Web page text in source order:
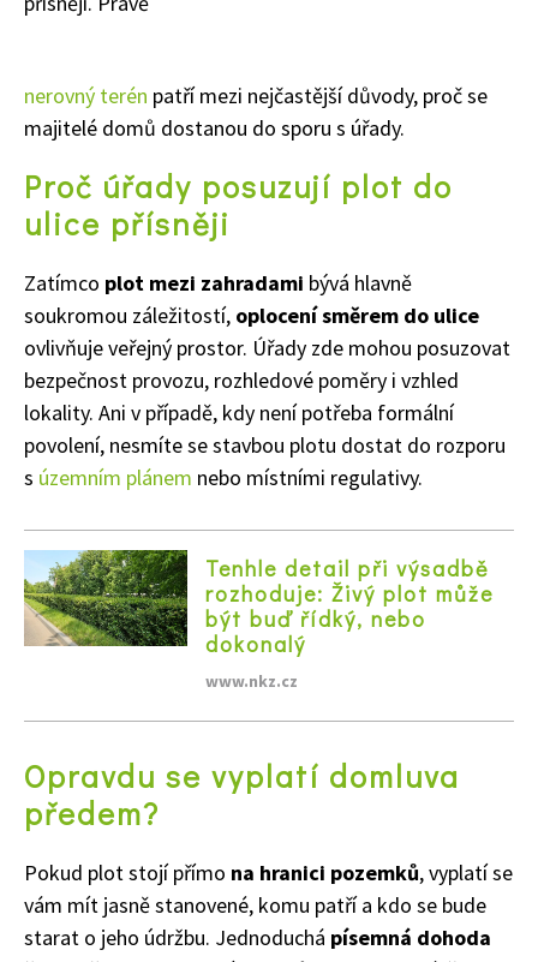
Naše krásná zahrada
nerovný terén patří mezi nejčastější důvody, proč se
majitelé domů dostanou do sporu s úřady.
Proč úřady posuzují plot do
ulice přísněji
Zatímco plot mezi zahradami bývá hlavně
soukromou záležitostí, oplocení směrem do ulice
ovlivňuje veřejný prostor. Úřady zde mohou posuzovat
bezpečnost provozu, rozhledové poměry i vzhled
lokality. Ani v případě, kdy není potřeba formální
povolení, nesmíte se stavbou plotu dostat do rozporu
s územním plánem nebo místními regulativy.
Tenhle detail při výsadbě
rozhoduje: Živý plot může
být buď řídký, nebo
dokonalý
www.nkz.cz
Opravdu se vyplatí domluva
předem?
Pokud plot stojí přímo na hranici pozemků, vyplatí se
vám mít jasně stanovené, komu patří a kdo se bude
starat o jeho údržbu. Jednoduchá písemná dohoda